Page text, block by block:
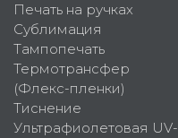
Печать на ручках
Сублимация
Тампопечать
Термотрансфер
(Флекс-пленки)
Тиснение
Ультрафиолетовая UV-